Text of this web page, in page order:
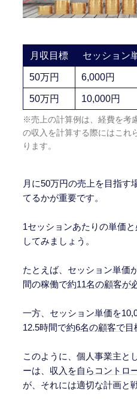
月収目標 セッション
50万円 6,000円
50万円 10,000円
※売上の計算例は、経費を考
の収入を計算する際にはこれ
ります。
月に50万円の売上を目指す
てるかが重要です。
1セッションあたりの単価
してみましょう。
たとえば、セッション単価
間の稼働で約11名の顧客が
一方、セッション単価を
12.5時間で約6名の顧客で目
このように、個人事業主と
ーは、 収入を自らコントロ
が、それには適切な計画と